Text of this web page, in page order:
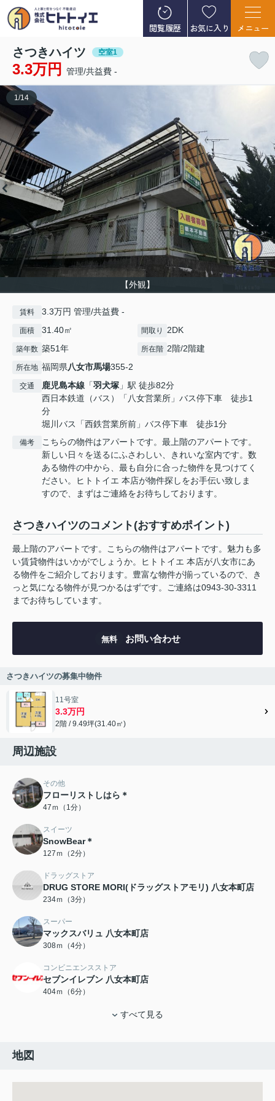
閲覧履歴 お気に入り メニュー
さつきハイツ 空室1
3.3万円 管理/共益費 -
【外観】
1 /14
賃料 3.3万円 管理/共益費 -
面積 31.40㎡ 間取り 2DK
築年数 築51年 所在階 2階/2階建
所在地 福岡県八女市馬場355-2
交通 鹿児島本線 「羽犬塚 」駅 徒歩82分
西日本鉄道（バス）「八女営業所」バス停下車 徒歩1
分
堀川バス「西鉄営業所前」バス停下車 徒歩1分
備考
こちらの物件はアパートです。最上階のアパートです。
新しい日々を送るにふさわしい、きれいな室内です。数
ある物件の中から、最も自分に合った物件を見つけてく
ださい。ヒトトイエ 本店が物件探しをお手伝い致しま
すので、まずはご連絡をお待ちしております。
さつきハイツのコメント(おすすめポイント)
最上階のアパートです。こちらの物件はアパートです。魅力も多
い賃貸物件はいかがでしょうか。ヒトトイエ 本店が八女市にあ
る物件をご紹介しております。豊富な物件が揃っているので、き
っと気になる物件が見つかるはずです。ご連絡は0943-30-3311
までお待ちしています。
無料 お問い合わせ
さつきハイツの募集中物件
11号室
3.3万円
2階 / 9.49坪(31.40㎡)
周辺施設
その他
フローリストしはら＊
47ｍ（1分）
スイーツ
SnowBear＊
127ｍ（2分）
ドラッグストア
DRUG STORE MORI(ドラッグストアモリ) 八女本町店
234ｍ（3分）
スーパー
マックスバリュ 八女本町店
308ｍ（4分）
コンビニエンスストア
セブンイレブン 八女本町店
404ｍ（6分）
すべて見る
地図